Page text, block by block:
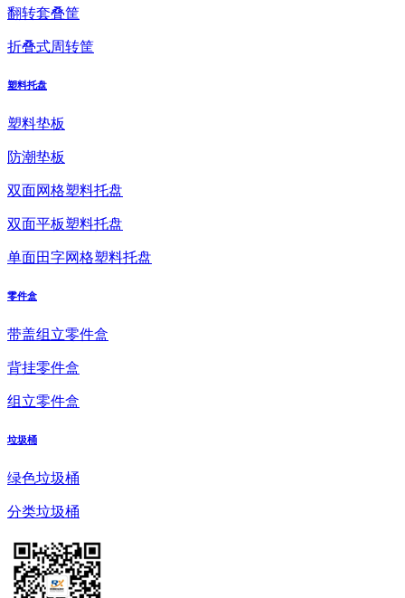
翻转套叠筐
折叠式周转筐
塑料托盘
塑料垫板
防潮垫板
双面网格塑料托盘
双面平板塑料托盘
单面田字网格塑料托盘
零件盒
带盖组立零件盒
背挂零件盒
组立零件盒
垃圾桶
绿色垃圾桶
分类垃圾桶